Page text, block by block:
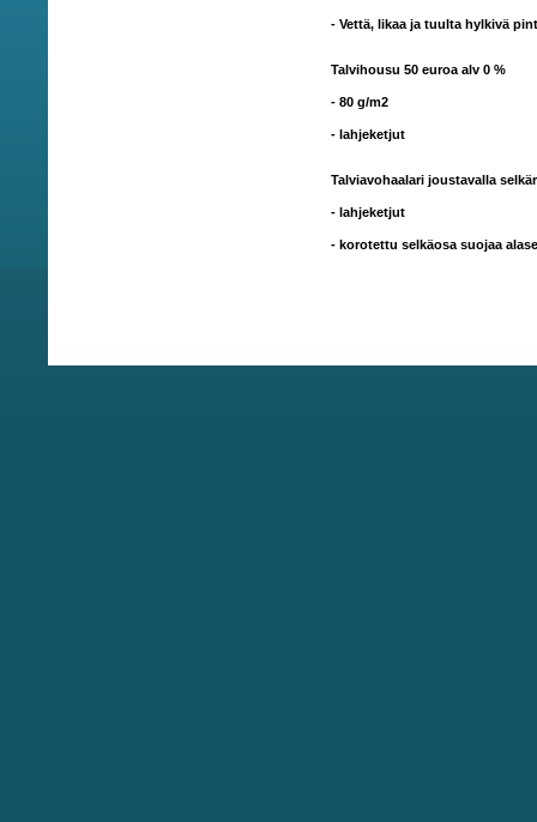
- Vettä, likaa ja tuulta hylkivä
Talvihousu 50 euroa alv 0 %
- 80 g/m2
- lahjeketjut
Talviavohaalari joustavalla
- lahjeketjut
- korotettu selkäosa suojaa